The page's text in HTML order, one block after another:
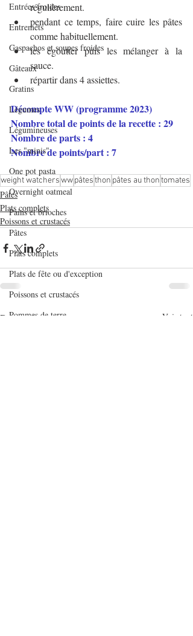
Entrées froides
Entremets
Gaspachos et soupes froides
Gâteaux
Gratins
Légumes
Légumineuses
Les "minis"
One pot pasta
Overnight oatmeal
Pains et brioches
Pâtes
Plats complets
Plats de fête ou d'exception
Poissons et crustacés
Pommes de terre
régulièrement.
pendant ce temps, faire cuire les pâtes
comme habituellement.
les égoutter puis les mélanger à la
sauce.
répartir dans 4 assiettes.
Décompte WW (programme 2023)
Nombre total de points de la recette : 29
Nombre de parts : 4
Nombre de points/part : 7
weight watcherswwpâtesthon pâtes au thontomates
Pâtes
Plats complets
Poissons et crustacés
Posts récents Voir tout